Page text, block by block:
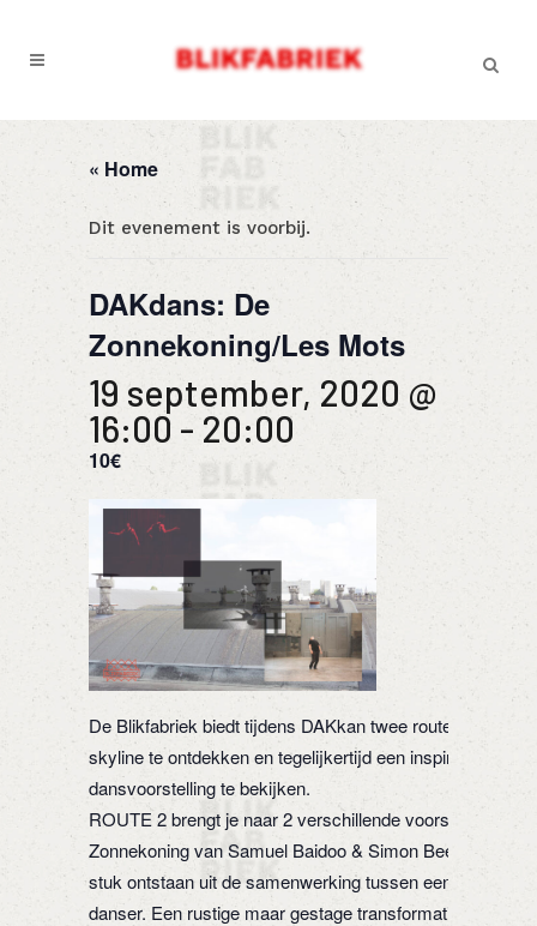
« Home
Dit evenement is voorbij.
DAKdans: De
Zonnekoning/Les Mots
19 september, 2020 @
16:00 - 20:00
10€
De Blikfabriek biedt tijdens DAKkan twee routes aan om
skyline te ontdekken en tegelijkertijd een inspirerende
dansvoorstelling te bekijken.
ROUTE 2 brengt je naar 2 verschillende voorstellingen:
Zonnekoning van Samuel Baidoo & Simon Beeckaert is
stuk ontstaan uit de samenwerking tussen een muzikant
danser. Een rustige maar gestage transformatie, van het